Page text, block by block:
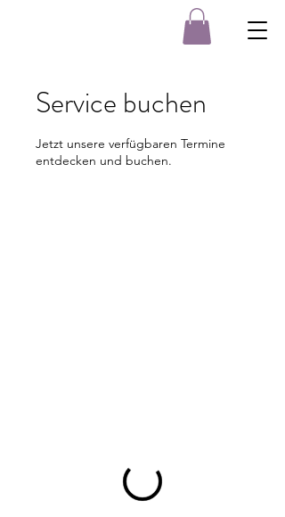
Service buchen
Jetzt unsere verfügbaren Termine
entdecken und buchen.